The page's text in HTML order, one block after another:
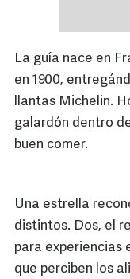
La guía nace en
en 1900,
llantas Michelin.
galardón dentro
buen comer.
Una estrella
distintos. Dos, el
para experiencias
que perciben los